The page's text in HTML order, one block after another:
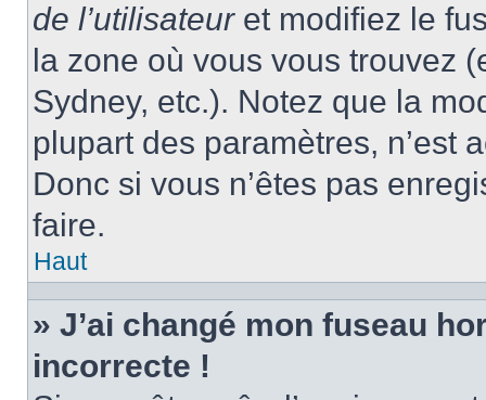
de l’utilisateuret modifiez le
la zone où vous vous trouvez
Sydney, etc.). Notez que la
plupart des paramètres, n’est
Donc si vous n’êtes pas
faire.
Haut
» J’ai changé mon fuseau
incorrecte !